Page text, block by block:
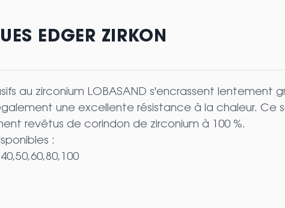
EDGER ZIRKON
au zirconium LOBASAND s'encrassent lentement
une excellente résistance à la chaleur. Ce
revêtus de corindon de zirconium à 100 %.
: